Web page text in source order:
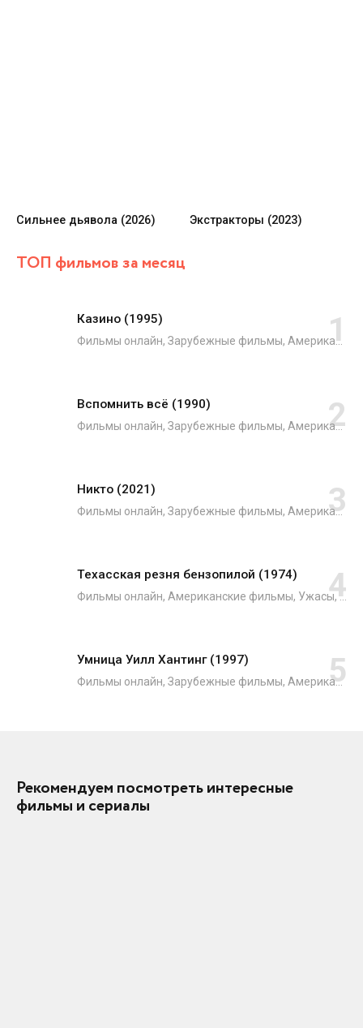
Сильнее дьявола (2026) Экстракторы (2023)
ТОП фильмов за месяц
Казино (1995)
Фильмы онлайн, Зарубежные фильмы, Американские фильмы, Французские фильмы, Драмы, Криминал
Вспомнить всё (1990)
Фильмы онлайн, Зарубежные фильмы, Американские фильмы, Боевики, Триллеры, Фантастика
Никто (2021)
Фильмы онлайн, Зарубежные фильмы, Американские фильмы, Японские фильмы, Боевики, Криминал, Триллеры, Фильмы 2021
Техасская резня бензопилой (1974)
Фильмы онлайн, Американские фильмы, Ужасы, Зарубежные фильмы
Умница Уилл Хантинг (1997)
Фильмы онлайн, Зарубежные фильмы, Американские фильмы, Драмы, Мелодрамы
Рекомендуем посмотреть интересные
фильмы и сериалы